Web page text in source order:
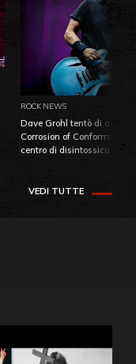
ROCK NEWS
Dave Grohl tentò di
Corrosion of Conformity
centro di
VEDI TUTTE